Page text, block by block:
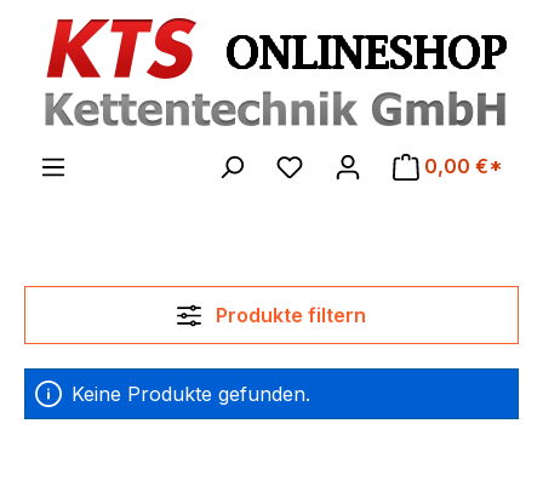
Zum Hauptinhalt springen
0,00 €*
Produkte filtern
Keine Produkte gefunden.